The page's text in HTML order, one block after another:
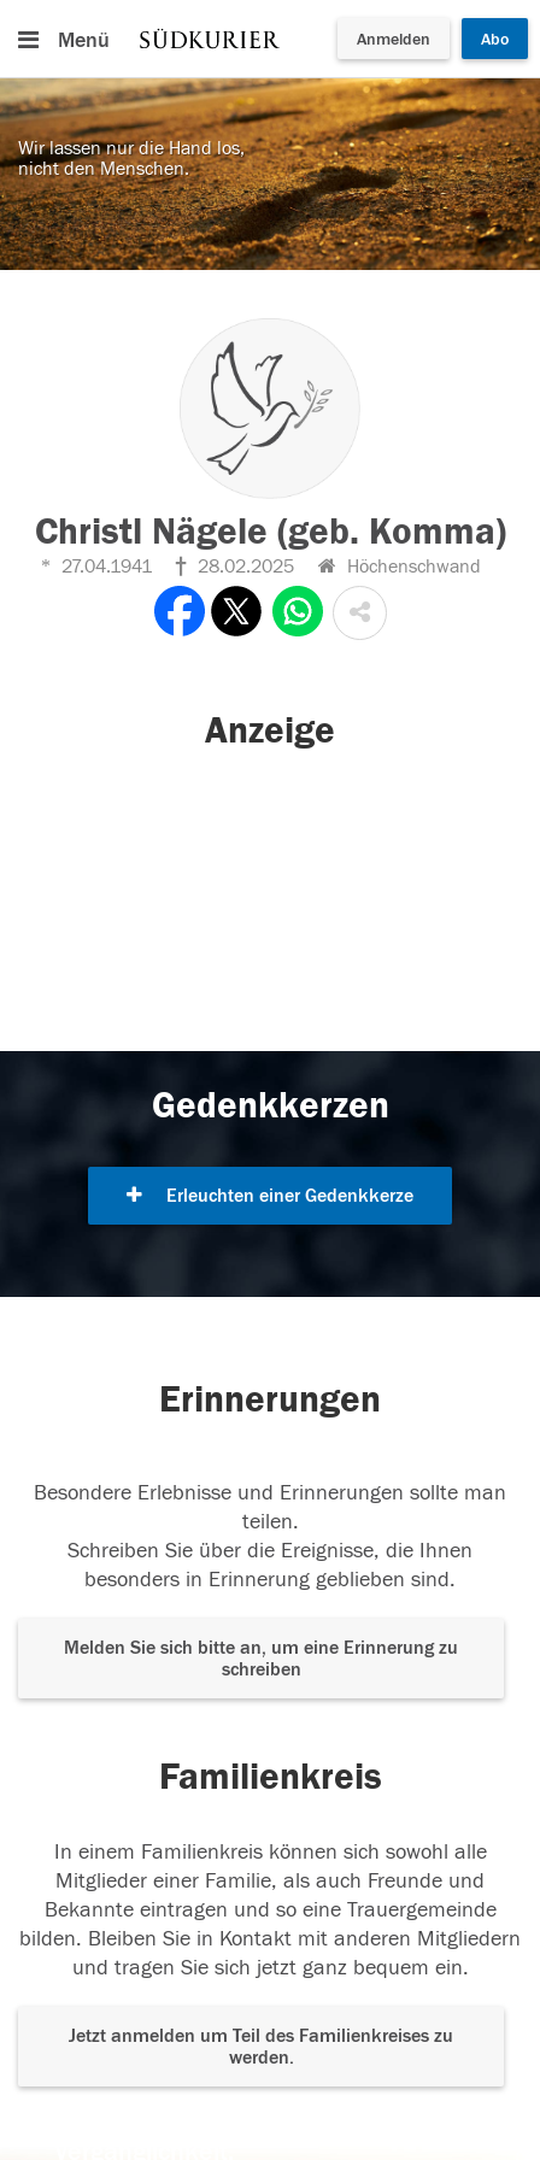
Menü Anmelden Abo
Wir lassen nur die Hand los,
nicht den Menschen.
Christl Nägele (geb. Komma)
27.04.1941 28.02.2025 Höchenschwand
Anzeige
Gedenkkerzen
Erleuchten einer Gedenkkerze
Erinnerungen
Besondere Erlebnisse und Erinnerungen sollte man
teilen.
Schreiben Sie über die Ereignisse, die Ihnen
besonders in Erinnerung geblieben sind.
Melden Sie sich bitte an, um eine Erinnerung zu
schreiben
Familienkreis
In einem Familienkreis können sich sowohl alle
Mitglieder einer Familie, als auch Freunde und
Bekannte eintragen und so eine Trauergemeinde
bilden. Bleiben Sie in Kontakt mit anderen Mitgliedern
und tragen Sie sich jetzt ganz bequem ein.
Jetzt anmelden um Teil des Familienkreises zu
werden.